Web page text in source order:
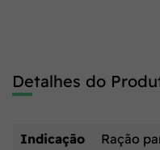
Detalhes do
Indicação Ração